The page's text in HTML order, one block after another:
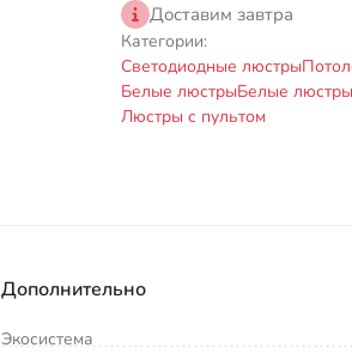
Доставим завтра
Категории:
Светодиодные люстры
Белые люстрыБелые люстры
Люстры с пультом
Дополнительно
Экосистема